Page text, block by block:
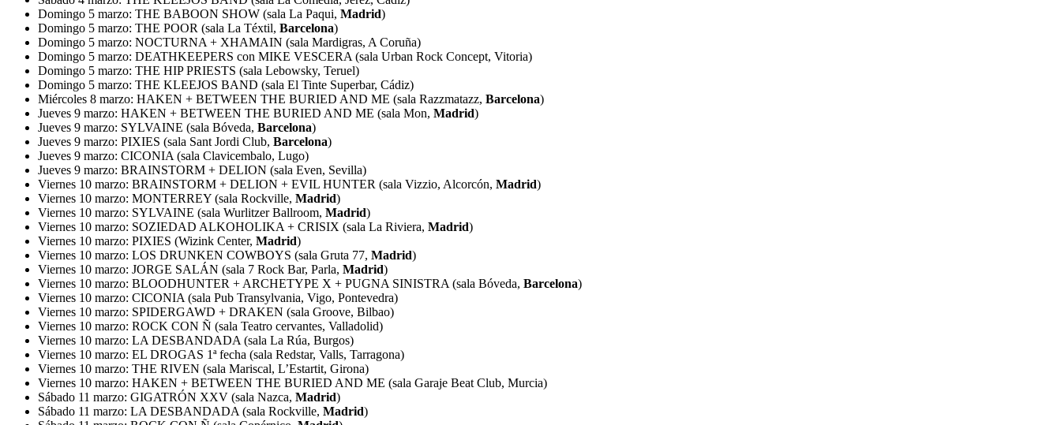
Domingo 5 marzo: THE BABOON SHOW (sala La Paqui, Madrid)
Domingo 5 marzo: THE POOR (sala La Téxtil, Barcelona)
Domingo 5 marzo: NOCTURNA + XHAMAIN (sala Mardigras, A Coruña)
Domingo 5 marzo: DEATHKEEPERS con MIKE VESCERA (sala Urban Rock Concept, Vitoria)
Domingo 5 marzo: THE HIP PRIESTS (sala Lebowsky, Teruel)
Domingo 5 marzo: THE KLEEJOS BAND (sala El Tinte Superbar, Cádiz)
Miércoles 8 marzo: HAKEN + BETWEEN THE BURIED AND ME (sala Razzmatazz, Barcelona)
Jueves 9 marzo: HAKEN + BETWEEN THE BURIED AND ME (sala Mon, Madrid)
Jueves 9 marzo: SYLVAINE (sala Bóveda, Barcelona)
Jueves 9 marzo: PIXIES (sala Sant Jordi Club, Barcelona)
Jueves 9 marzo: CICONIA (sala Clavicembalo, Lugo)
Jueves 9 marzo: BRAINSTORM + DELION (sala Even, Sevilla)
Viernes 10 marzo: BRAINSTORM + DELION + EVIL HUNTER (sala Vizzio, Alcorcón, Madrid)
Viernes 10 marzo: MONTERREY (sala Rockville, Madrid)
Viernes 10 marzo: SYLVAINE (sala Wurlitzer Ballroom, Madrid)
Viernes 10 marzo: SOZIEDAD ALKOHOLIKA + CRISIX (sala La Riviera, Madrid)
Viernes 10 marzo: PIXIES (Wizink Center, Madrid)
Viernes 10 marzo: LOS DRUNKEN COWBOYS (sala Gruta 77, Madrid)
Viernes 10 marzo: JORGE SALÁN (sala 7 Rock Bar, Parla, Madrid)
Viernes 10 marzo: BLOODHUNTER + ARCHETYPE X + PUGNA SINISTRA (sala Bóveda, Barcelona)
Viernes 10 marzo: CICONIA (sala Pub Transylvania, Vigo, Pontevedra)
Viernes 10 marzo: SPIDERGAWD + DRAKEN (sala Groove, Bilbao)
Viernes 10 marzo: ROCK CON Ñ (sala Teatro cervantes, Valladolid)
Viernes 10 marzo: LA DESBANDADA (sala La Rúa, Burgos)
Viernes 10 marzo: EL DROGAS 1ª fecha (sala Redstar, Valls, Tarragona)
Viernes 10 marzo: THE RIVEN (sala Mariscal, L’Estartit, Girona)
Viernes 10 marzo: HAKEN + BETWEEN THE BURIED AND ME (sala Garaje Beat Club, Murcia)
Sábado 11 marzo: GIGATRÓN XXV (sala Nazca, Madrid)
Sábado 11 marzo: LA DESBANDADA (sala Rockville, Madrid)